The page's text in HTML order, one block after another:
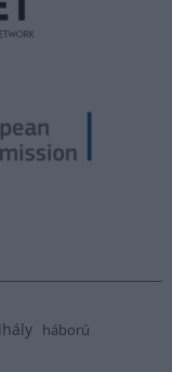
háború